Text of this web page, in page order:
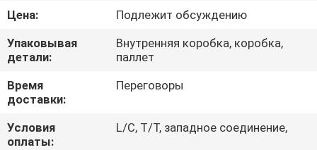
СВЯЖИТЕСЬ
С
НАМИ
ЗАПРОСИТЕ
ЦИТАТУ
Цена:
Подлежит обсуждению
Упаковывая
детали:
Внутренняя коробка, коробка,
паллет
Время
доставки:
Переговоры
Условия
оплаты:
L/C, T/T, западное соединение,